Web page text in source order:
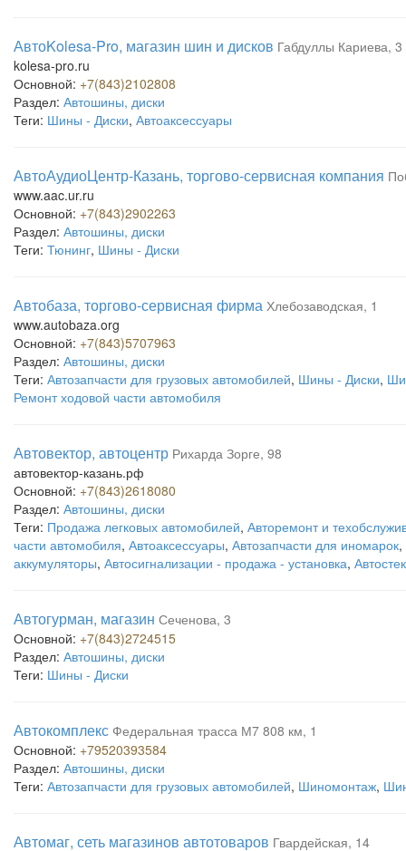
АвтоKolesa-Pro, магазин шин и дисков Габдуллы Кариева, 3
kolesa-pro.ru
Основной: +7(843)2102808
Раздел: Автошины, диски
Теги: Шины - Диски, Автоаксессуары
АвтоАудиоЦентр-Казань, торгово-сервисная компания
www.aac.ur.ru
Основной: +7(843)2902263
Раздел: Автошины, диски
Теги: Тюнинг, Шины - Диски
Автобаза, торгово-сервисная фирма Хлебозаводская, 1
www.autobaza.org
Основной: +7(843)5707963
Раздел: Автошины, диски
Теги: Автозапчасти для грузовых автомобилей, Шины - Диски,
Ремонт ходовой части автомобиля
Автовектор, автоцентр Рихарда Зорге, 98
автовектор-казань.рф
Основной: +7(843)2618080
Раздел: Автошины, диски
Теги: Продажа легковых автомобилей, Авторемонт и
части автомобиля, Автоаксессуары, Автозапчасти для иномарок,
аккумуляторы, Автосигнализации - продажа - установка,
Автогурман, магазин Сеченова, 3
Основной: +7(843)2724515
Раздел: Автошины, диски
Теги: Шины - Диски
Автокомплекс Федеральная трасса М7 808 км, 1
Основной: +79520393584
Раздел: Автошины, диски
Теги: Автозапчасти для грузовых автомобилей, Шиномонтаж,
Автомаг, сеть магазинов автотоваров Гвардейская, 14